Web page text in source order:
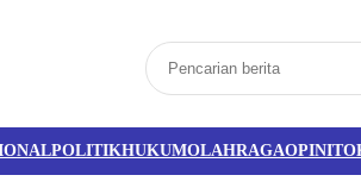
POLITIKHUKUMOLAHRAGAOPINI